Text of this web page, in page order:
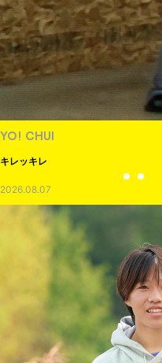
YO! CHUI
キレッキレ
2026.08.07